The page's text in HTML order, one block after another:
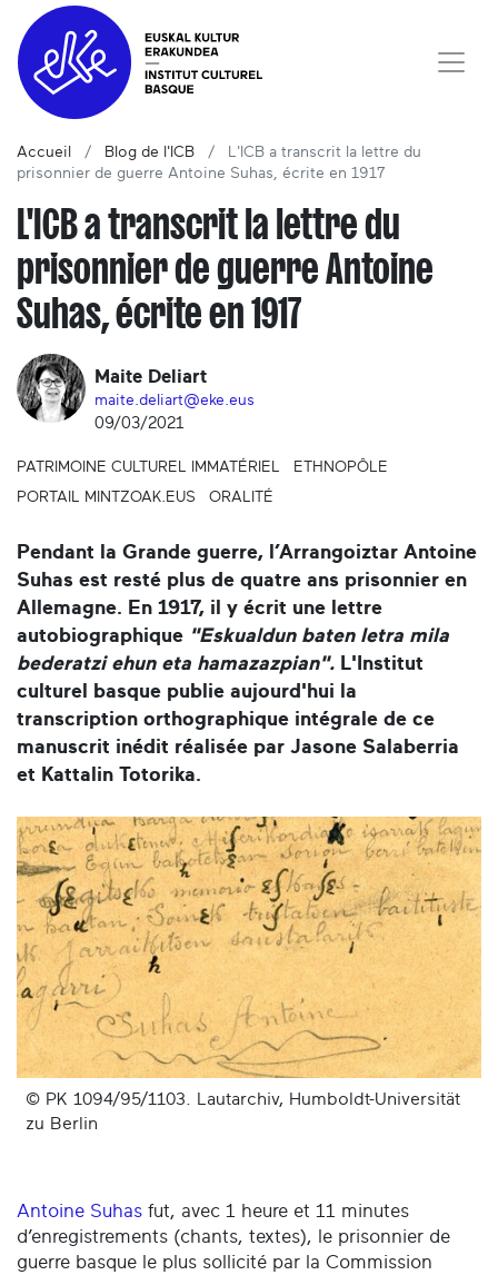
Accueil Blog de l'ICB
L'ICB a transcrit la lettre du
prisonnier de guerre Antoine Suhas, écrite en 1917
L'ICB a transcrit la lettre du
prisonnier de guerre Antoine
Suhas, écrite en 1917
Maite Deliart
maite.deliart@eke.eus
09/03/2021
PATRIMOINE CULTUREL IMMATÉRIEL
ETHNOPÔLE
PORTAIL MINTZOAK.EUS
ORALITÉ
Pendant la Grande guerre, l’Arrangoiztar Antoine
Suhas est resté plus de quatre ans prisonnier en
Allemagne. En 1917, il y écrit une lettre
autobiographique "Eskualdun baten letra mila
bederatzi ehun eta hamazazpian". L'Institut
culturel basque publie aujourd'hui la
transcription orthographique intégrale de ce
manuscrit inédit réalisée par Jasone Salaberria
et Kattalin Totorika.
© PK 1094/95/1103. Lautarchiv, Humboldt-Universität
zu Berlin
Antoine Suhas fut, avec 1 heure et 11 minutes
d’enregistrements (chants, textes), le prisonnier de
guerre basque le plus sollicité par la Commission